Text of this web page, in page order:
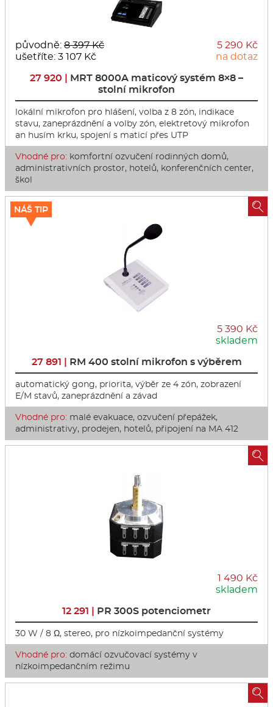
původně: 8 397 Kč
ušetříte: 3 107 Kč
5 290 Kč
na dotaz
27 920 | MRT 8000A maticový systém 8×8 –
stolní mikrofon
lokální mikrofon pro hlášení, volba z 8 zón, indikace
stavu, zaneprázdnění a volby zón, elektretový mikrofon
an husím krku, spojení s maticí přes UTP
Vhodné pro: komfortní ozvučení rodinných domů,
administrativních prostor, hotelů, konferenčních center,
škol
5 390 Kč
skladem
27 891 | RM 400 stolní mikrofon s výběrem
automatický gong, priorita, výběr ze 4 zón, zobrazení
E/M stavů, zaneprázdnění a závad
Vhodné pro: malé evakuace, ozvučení přepážek,
administrativy, prodejen, hotelů, připojení na MA 412
NÁŠ TIP 
1 490 Kč
skladem
12 291 | PR 300S potenciometr
30 W / 8 Ω, stereo, pro nízkoimpedanční systémy
Vhodné pro: domácí ozvučovací systémy v
nízkoimpedančním režimu

